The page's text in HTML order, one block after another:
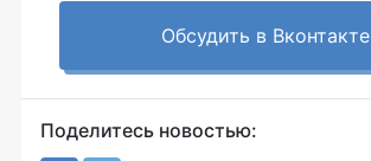
Обсудить в Вконтакте
Поделитесь новостью: